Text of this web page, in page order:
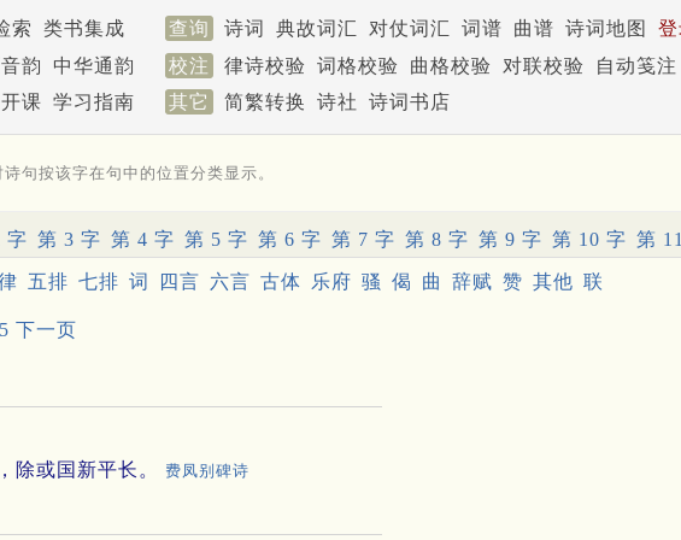
索 类书集成 查询 诗词 典故词汇 对仗词汇 词谱 曲谱 诗词地图
韵 中华通韵 校注 律诗校验 词格校验 曲格校验 对联校验
自动笺注
课 学习指南 其它 简繁转换 诗社 诗词书店
句按该字在句中的位置分类显示。
字 第 3 字 第 4 字 第 5 字 第 6 字 第 7 字 第 8 字 第 9 字 第 10 字 第
五排 七排 词 四言 六言 古体 乐府 骚 偈 曲 辞赋 赞 其他 联
5 下一页
除或国新平长。
费凤别碑诗